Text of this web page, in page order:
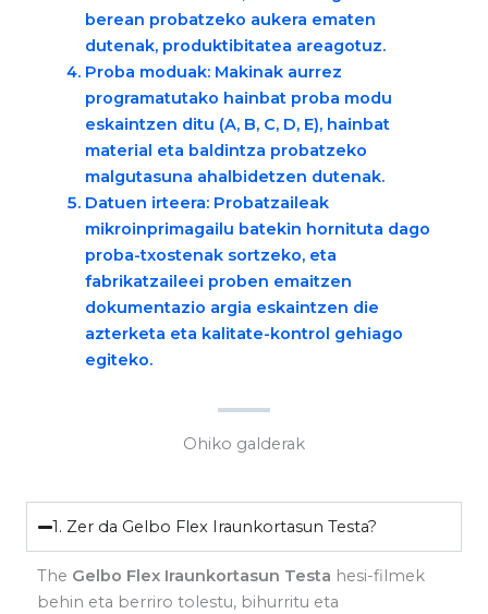
berean probatzeko aukera ematen
dutenak, produktibitatea areagotuz.
Proba moduak: Makinak aurrez
programatutako hainbat proba modu
eskaintzen ditu (A, B, C, D, E), hainbat
material eta baldintza probatzeko
malgutasuna ahalbidetzen dutenak.
Datuen irteera: Probatzaileak
mikroinprimagailu batekin hornituta dago
proba-txostenak sortzeko, eta
fabrikatzaileei proben emaitzen
dokumentazio argia eskaintzen die
azterketa eta kalitate-kontrol gehiago
egiteko.
Ohiko galderak
1. Zer da Gelbo Flex Iraunkortasun Testa?
The Gelbo Flex Iraunkortasun Testa hesi-filmek
behin eta berriro tolestu, bihurritu eta